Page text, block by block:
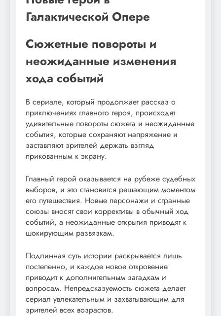
Галактической Опере
Сюжетные повороты и
неожиданные изменения
хода событий
В сериале, который продолжает рассказ о
приключениях главного героя, происходят
удивительные повороты сюжета и неожиданные
события, которые сохраняют напряжение и
заставляют зрителей держать взгляд
прикованным к экрану.
Главный герой оказывается на рубеже судебных
выборов, и это становится решающим моментом
его путешествия. Новые персонажи и странные
союзы вносят свои коррективы в обычный ход
событий, а неожиданные открытия приводят к
шокирующим развязкам.
Подлинная суть истории раскрывается лишь
постепенно, и каждое новое откровение
приводит к дополнительным загадкам и
вопросам. Непредсказуемость сюжета делает
сериал увлекательным и захватывающим для
зрителей всех возрастов.